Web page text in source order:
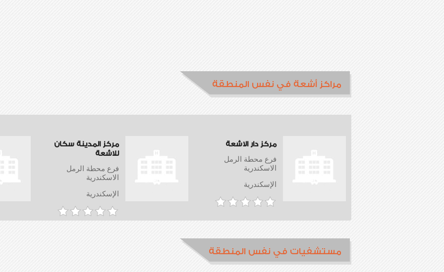
مراكز أشعة في نفس المنطقة
مركز المدينة سكان
للاشعة
فرع محطة الرمل
الاسكندرية
الإسكندرية
مركز دار الاشعة
فرع محطة الرمل
الاسكندرية
الإسكندرية
مستشفيات في نفس المنطقة